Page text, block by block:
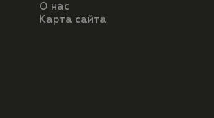
О нас
Карта сайта